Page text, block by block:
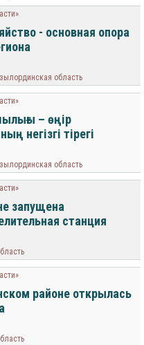
- основная опора
область
– өңір
негізгі тірегі
область
запущена
станция
районе открылась